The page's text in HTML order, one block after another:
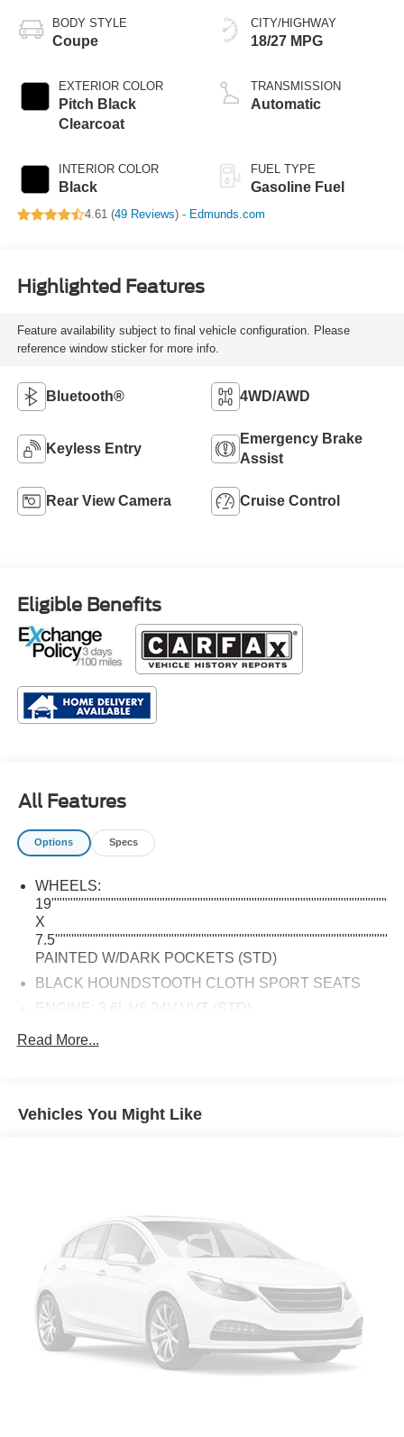
BODY STYLE
Coupe
EXTERIOR COLOR
Pitch Black
Clearcoat
INTERIOR COLOR
Black
CITY/HIGHWAY
18/27 MPG
TRANSMISSION
Automatic
FUEL TYPE
Gasoline Fuel
4.61 (49 Reviews) - Edmunds.com
Highlighted Features
Feature availability subject to final vehicle configuration. Please
reference window sticker for more info.
Bluetooth® 4WD/AWD
Keyless Entry
Emergency Brake
Assist
Rear View Camera Cruise Control
Eligible Benefits
All Features
Options Specs
WHEELS: 19""""""""""""""""""""""""""""""""""""""""""""""""""""""""""""""""""""""""""""""""""""""""""""""""""""""""""""""""""""""""""""""""""""""""""""""""""""""""""""""""""""""""""""""""""""""""""""""""""""""""""""""""""""""""""""""""""""""""""""""""""""""""""""""""""""""""""""""""""""""""""""""""""""""""""""""""""""""""""""""""""""""""""""""""""""""""""""""""""""""""""""""""""""""""""""""""""""""""""""""""""""""""""""""""""""""""""""""""""""""""""""""""""""""""""""""""""""""""""""""""""""""""""""""""""""""""""""""""""""""""""""""""""""""""""""""""""""""""""""""""""""""""""""""""""""""""""""""""""""""""""""""""""""""""""""""""""""""""""""""""""""""""""""""""""""""""""""""""""""""""""""""""""""""""""""""""""""""""""""""""""""""""""""""""""""""""""""""""""""""""""""""""""""""""""""""""""""""""""""""""""""""""""""""""""""""""""""""""""""""""""""""""""""""""""""""""""""""""""""""""""""""""""""""""""""""""""""""""""""""""""""""""""""""""""""""""""""""""""""""""""""""""""""""""""""""""""""""""""""""""""""""""""""""""""""""""""""""""""""""""""""""""""""""""""""""""""""""""""""""""""""""""""""""""""""""""""""""""""""""""""""""""""""""""""""""""""""""""""""""""""""""""""""""""""""""""""""""""""""""""""""""""""""""""""""""""""""""""""""""""""""""""""""""""""""""""""""""""""""""""""""""""""""""""""""""""""""""""""""""""""""""""""""""""""""""""""""""""""""""""""""""""""""""""""""""""""""""""""""""""""""""""""""""""""""""""""""""""""""""""""""""""""""""""""""""""""""""""""""""""""""""""""""""""""""""""""""""""""""""""""""""""""""""""""""""""""""""""""""""""""""""""""""""""""""""""""""""""""""""""""""""""""""""""""""""""""""""""""""""""""""""""""""""""""""""""""""""""""""""""""""""""""""""""""""""""""""""""""""""""""""""""""""""""""""""""""""""""""""""""""""""""""""""""""""""""""""""""""""""""""""""""""""""""""""""""""""""""""""""""""""""""""""""""""""""""""""""""""""""""""""""""""""""""""""""""""""""""""""""""""""""""""""""""""""""""""""""""""""""""""""""""""""""""""""""""""""""""""""""""""""""""""""""""""""""""""""""""""""""""""""""""""""""""""""""""""""""""""""""""""""""""""""""""""""""""""""""""""""""""""""""""""""""""""""""""""""""""""""""""""""""""""""""""""""""""""""""""""""""""""""""""""""""""""""""""""""""""""""""""""""""""""""""""""""""""""""""""""""""""""""""""""""""""""""""""""""""""""""""""""""""""""""""""""""""""""""""""""""""""""""""""""""""""""""""""""""""""""""""""""""""""""""""""""""""""""""""""""""""""""""""""""""""""""""""""""""""""""""""""""""""""""""""""""""""""""""""""""""""""""""""""""""""""""""""""""""""""""""""""""""""""""""""""""""""""""""""""""""""""""""""""""""""""""""""""""""""""""""""""""""""""""""""""""""""""""""""""""""""""""""""""""""""""""""""""""""""""""""""""""""""""""""""""""""""""""""""""""""""""""""""""""""""""""""""""""""""""""""""""""""""""""""""""""""""""""""""""""""""""""""""""""""""""""""""""""""""""""""""""""""""""""""""""""""""""""""""""""""""""""""""""""""""""""""""""""""""""""""""""""""""""""""""""""""""""""""""""""""""""""""""""""""""""""""""""""""""""""""""""""""""""""""""""""""""""""""""""""""""""""""""""""""""""""""""""""""""""""""""""""""""""""""""""""""""""""""""""""""""""""""""""""""""""""""""""""""""""""""""""""""""""""""""""""""""""""""""""""""""""""""""""""""""""""""""""""""""""""""""""""""""""""""""""""""""""""""""""""""""""""""""""""""""""""""""""""""""""""""""""""""""""""""""""""""""""""""""""""""""""""""""""""""""""""""""""""""""""""""""""""""""""""""""""""""""""""""""""""""""""""""""""""""""""""""""""""""""""""""""""""""""""""""""""""""""""""""""""""""""""""""""""""""""""""""""""""""""""""""""""""""""""""""""""""""""""""""""""""""""""""""""""""""""""""""""""""""""""""""""""""""""""""""""""""""""""""""""""""""""""""""""""""""""""""""""""""""""""""""""""""""""""""""""""""""""""""""""""""""""""""""""""""""""""""""""""""""""""""""""""""""""""""""""""""""""""""""""""""""""""""""""""""""""""""""""""""""""""""""""""""""""""""""""""""""""""""""""""""""""""""""""""""""""""""""""""""""""""""""""""""""""""""""""""""""""""""""""""""""""""""""""""""""""""""""""""""""""""""""""""""""""""""""""""""""""""""""""""""""""""""""""""""""""""""""""""""""""""""""""""""""""""""""""""""""""""""""""""""""""""""""""""""""""""""""""""""""""""""""""""""""""""""""""""""""""""""""""""""""""""""""""""""""""""""""""""""""""""""""""""""""""""""""""""""""""""""""""""""""""""""""""""""""""""""""""""""""""""""""""""""""""""""""""""""""""""""""""""""""""""""""""""""""""""""""""""""""""""""""""""""""""""""""""""""""""""""""""""""""""""""""""""""""""""""""""""""""""""""""""""""""""""""""""""""""""""""""""""""""""""""""""""""""""""""""""""""""""""""""""""""""""""""""""""""""""""""""""""""""""""""""""""""""""""""""""""""""""""""""""""""""""""""""""""""""""""""""""""""""""""""""""""""""""""""""""""""""""""""""""""""""""""""""""""""""""""""""""""""""""""""""""""""""""""""""""""""""""""""""""""""""""""""""""""""""""""""""""""""""""""""""""""""""""""""""""""""""""""""""""""""""""""""""""""""""""""""""""""""""""""""""""""""""""""""""""""""""""""""""""""""""""""""""""""""""""""""""""""""""""""""""""""""""""""""""""""""""""""""""""""""""""""""""""""""""""""""""""""""""""""""""""""""""""""""""""""""""""""""""""""""""""""""""""""""""""""""""""""""""""""""""""""""""""""""""""""""""""""""""""""""""""""""""""""""""""""""""""""""""""""""""""""""""""""""""""""""""""""""""""""""""""""""""""""""""""""""""""""""""""""""""""""""""""""""""""""""""""""""""""""""""""""""""""""""""""""""""""""""""""""""""""""""""""""""""""""""""""""""""""""""""""""""""""""""""""""""""""""""""""""""""""""""""""""""""""""""""""""""""""""""""""""""""""""""""""""""""""""""""""""""""""""""""""""""""""""""""""""""""""""""""""""""""""""""""""""""""""""""""""""""""""""""""""""""""""""""""""""""""""""""""""""""""""""""""""""""""""""""""""""""""""""""""""""""""""""""""""""""""""""""""""""""""""""""""""""""""""""""""""""""""""""""""""""""""""""""""""""""""""""""""""""""""""""""""""""""""""""""""""""""""""""""""""""""""""""""""""""""""""""""""""""""""""""""""""""""""""""""""""""""""""""""""""""""""""""""""""""""""""""""""""""""""""""""""""""""""""""""""""""""""""""""""""""""""""""""""""""""""""""""""""""""""""""""""""""""""""""""""""""""""""""""""""""""""""""""""""""""""""""""""""""""""""""""""""""""""""""""""""""""""""""""""""""""""""""""""""""""""""""""""""""""""""""""""""""""""""""""""""""""""""""""""""""""""""""""""""""""""""""""""""""""""""""""""""""""""""""""""""""""""""""""""""""""""""""""""""""""""""""""""""""""""""""""""""""""""""""""""""""""""""""""""""""""""""""""""""""""""""""""""""""""""""""""""""""""""""""""""""""""""""""""""""""""""""""""""""""""""""""""""""""""""""""""""""""""""""""""""""""""""""""""""""""""""""""""""""""""""""""""""""""""""""""""""""""""""""""""""""""""""""""""""""""""""""""""""""""""""""""""""""""""""""""""""""""""""""""""""""""""""""""""""""""""""""""""""""""""""""""""""""""""""""""""""""""""""""""""""""""""""""""""""""""""""""""""""""""""""""""""""""""""""""""""""""""""""""""""""""""""""""""""""""""""""""""""""""""""""""""""""""""""""""""""""""""""""""""""""""""""""""""""""""""""""""""""""""""""""""""""""""""""""""""""""""""""""""""""""""""""""""""""""""""""""""""""""""""""""""""""""""""""""""""""""""""""""""""""""""""""""""""""""""""""""""""""""""""""""""""""""""""""""""""""""""""""""""""""""""""""""""""""""""""""""""""""""""""""""""""""""""""""""""""""""""""""""""""""""""""""""""""""""""""""""""""""""""""""""""""""""""""""""""""""""""""""""""""""""""""""""""""""""""""""""""""""""""""""""""""""""""""""""""""""""""""""""""""""""""""""""""""""""""""""""""""""""""""""""""""""""""""""""""""""""""""""""""""""""""""""""""""""""""""""""""""""""""""""""""""""""""""""""""""""""""""""""""""""""""""""""""""""""""""""""""""""""""""""""""""""""""""""""""""""""""""""""""""""""""""""""""""""""""""""""""""""""""""""""""""""""""""""""""""""""""""""""""""""""""""""""""""""""""""""""""""""""""""""""""""""""""""""""""""""""""""""""""""""""""""""""""""""""""""""""""""""""""""""""""""""""""""""""""""""""""""""""""""""""""""""""""""""""""""""""""""""""""""""""""""""""""""""""""""""""""""""""""""""""""""""""""""""""""""""""""""""""""""""""""""""""""""""""""""""""""""""""""""""""""""""""""""""""""""""""""""""""""""""""""""""""""""""""""""""""""""""""""""""""""""""""""""""""""""""""""""""""""""""""""""""""""""""""""""""""""""""""""""""""""""""""""""""""""""""""""""""""""""""""""""""""""""""""""""""""""""""""""""""""""""""""""""""""""""""""""""""""""""""""""""""""""""""""""""""""""""""""""""""""""""""""""""""""""""""""""""""""""""""""""""""""""""""""""""""""""""""""""""""""""""""""""""""""""""""""""""""""""""""""""""""""""""""""""""""""""""""""""""""""""""""""""""""""""""""""""""""""""""""""""""""""""""""""""""""""""""""""""""""""""""""""""""""""""""""""""""""""""""""""""""""""""""""""""""""""""""""""""""""""""""""""""""""""""""""""""""""""""""""""""""""""""""""""""""""""""""""""""""""""""""""""""""""""""""""""""""""""""""""""""""""""""""""""""""""""""""""""""""""""""""""""""""""""""""""""""""""""""""""""""""""""""""""""""""""""""""""""""""""""""""""""""""""""""""""""""""""""""""""""""""""""""""""""""""""""""""""""""""""""""""""""""""""""""""""""""""""""""""""""""""""""""""""""""""""""""""""""""""""""""""""""""""""""""""""""""""""""""""""""""""""""""""""""""""""""""""""""""""""""""""""""""""""""""""""""""""""""""""""""""""""""""""""""""""""""""""""""""""""""""""""""""""""""""""""""""""""""""""""""""""""""""""""""""""""""""""""""""""""""""""""""""""""""""""""""""""""""""""""""""""""""""""""""""""""""""""""""""""""""""""""""""""""""""""""""""""""""""""""""""""""""""""""""""""""""""""""""""""""""""""""""""""""""""""""""""""""""""""""""""""""""""""""""""""""""""""""""""""""""""""""""""""""""""""""""""""""""""""""""""""""""""""""""""""""""""""""""""""""""""""""""""""""""""""""""""""""""""""""""""""""""""""""""""""""""""""""""""""""""""""""""""""""""""""""""""""""""""""""""""""""""""""""""""""""""""""""""""""""""""""""""""""""""""""""""""""""""""
BLACK HOUNDSTOOTH CLOTH SPORT SEATS
ENGINE: 3.6L V6 24V VVT (STD)
MANUFACTURER'S STATEMENT OF ORIGIN
QUICK ORDER PACKAGE 21B SXT AWD -inc:
All Wheel Drive
Power Steering
ABS
4-Wheel Disc Brakes
Brake Assist
Aluminum Wheels
Tires - Front Performance
Read More...
Vehicles You Might Like